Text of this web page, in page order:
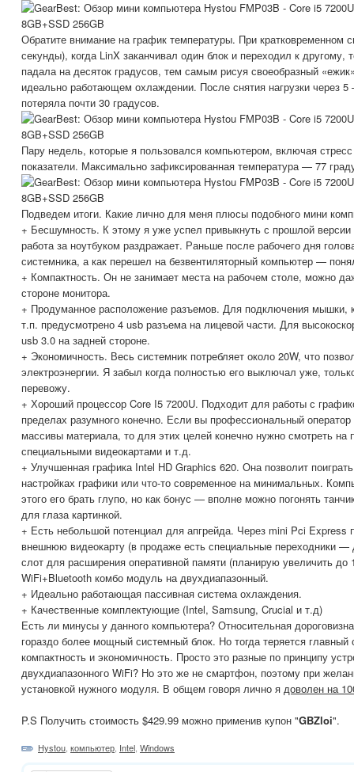
Обратите внимание на график температуры. При кратковременном
секунды), когда LinX заканчивал один блок и переходил к другому,
падала на десяток градусов, тем самым рисуя своеобразный
идеально работающем охлаждении. После снятия нагрузки через
потеряла почти 30 градусов.
Пару недель, которые я пользовался компьютером, включая
показатели. Максимально зафиксированная температура — 77
Подведем итоги. Какие лично для меня плюсы подобного мини
+ Бесшумность. К этому я уже успел привыкнуть с прошлой
работа за ноутбуком раздражает. Раньше после рабочего дня
системника, а как перешел на безвентиляторный компьютер —
+ Компактность. Он не занимает места на рабочем столе, можно
стороне монитора.
+ Продуманное расположение разъемов. Для подключения
т.п. предусмотрено 4 usb разъема на лицевой части. Для
usb 3.0 на задней стороне.
+ Экономичность. Весь системник потребляет около 20W, что
электроэнергии. Я забыл когда полностью его выключал уже,
перевожу.
+ Хороший процессор Core I5 7200U. Подходит для работы с
пределах разумного конечно. Если вы профессиональный
массивы материала, то для этих целей конечно нужно смотреть на
специальными видеокартами и т.д.
+ Улучшенная графика Intel HD Graphics 620. Она позволит
настройках графики или что-то современное на минимальных.
этого его брать глупо, но как бонус — вполне можно погонять
для глаза картинкой.
+ Есть небольшой потенциал для апгрейда. Через mini Pci
внешнюю видеокарту (в продаже есть специальные переходники —
слот для расширения оперативной памяти (планирую увеличить
WiFi+Bluetooth комбо модуль на двухдиапазонный.
+ Идеально работающая пассивная система охлаждения.
+ Качественные комплектующие (Intel, Samsung, Crucial и т.д)
Есть ли минусы у данного компьютера? Относительная
гораздо более мощный системный блок. Но тогда теряется
компактность и экономичность. Просто это разные по принципу
двухдиапазонного WiFi? Но это же не смартфон, поэтому при
установкой нужного модуля. В общем говоря лично я доволен на
P.S Получить стоимость $429.99 можно применив купон "GBZloi".
Hystou компьютер Intel Windows